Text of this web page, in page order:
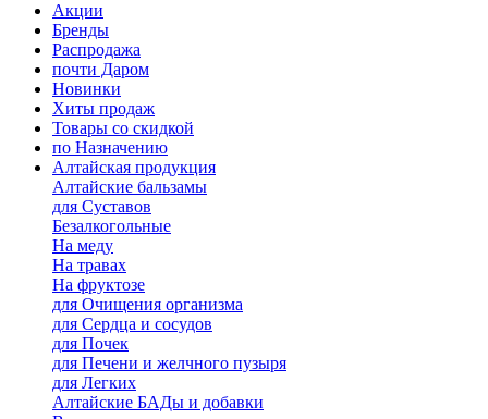
Акции
Бренды
Распродажа
почти Даром
Новинки
Хиты продаж
Товары со скидкой
по Назначению
Алтайская продукция
Алтайские бальзамы
для Суставов
Безалкогольные
На меду
На травах
На фруктозе
для Очищения организма
для Сердца и сосудов
для Почек
для Печени и желчного пузыря
для Легких
Алтайские БАДы и добавки